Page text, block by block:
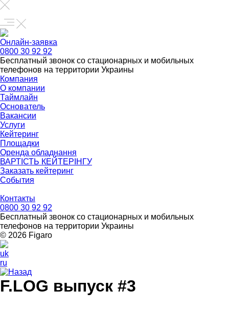
Онлайн-заявка
0800 30 92 92
Бесплатный звонок со стационарных и мобильных
телефонов на территории Украины
Компания
О компании
Таймлайн
Основатель
Вакансии
Услуги
Кейтеринг
Площадки
Оренда обладнання
ВАРТІСТЬ КЕЙТЕРІНГУ
Заказать кейтеринг
События
Контакты
0800 30 92 92
Бесплатный звонок со стационарных и мобильных
телефонов на территории Украины
© 2026 Figarо
uk
ru
Назад
F.LOG выпуск #3